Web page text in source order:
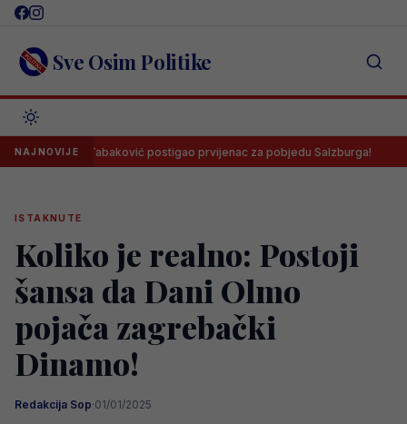
Skip
content Sve Osim Politike
NAJNOVIJETabaković postigao prvijenac za pobjedu Salzburga!
ISTAKNUTE
Koliko je realno: Postoji
šansa da Dani Olmo
pojača zagrebački
Dinamo!
Redakcija Sop·01/01/2025